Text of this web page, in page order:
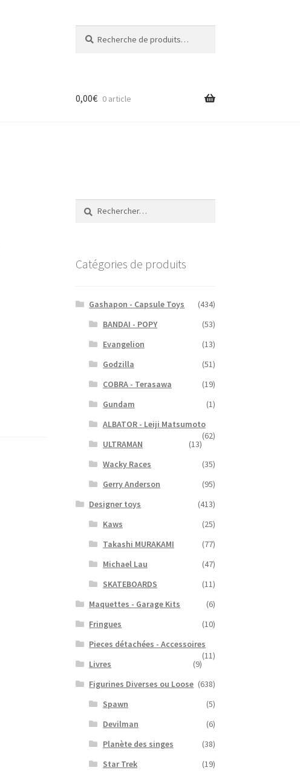
pour :
0,00€ 0 article
Rechercher :
Catégories de produits
Gashapon - Capsule Toys
(434)
BANDAI - POPY
(53)
Evangelion
(13)
Godzilla
(51)
COBRA - Terasawa
(19)
Gundam
(1)
ALBATOR - Leiji Matsumoto
(62)
ULTRAMAN
(13)
Wacky Races
(35)
Gerry Anderson
(95)
Designer toys
(413)
Kaws
(25)
Takashi MURAKAMI
(77)
Michael Lau
(47)
SKATEBOARDS
(11)
Maquettes - Garage Kits
(6)
Fringues
(10)
Pieces détachées - Accessoires
(11)
Livres
(9)
Figurines Diverses ou Loose (638)
Spawn
(5)
Devilman
(6)
Planète des singes
(38)
Star Trek
(19)